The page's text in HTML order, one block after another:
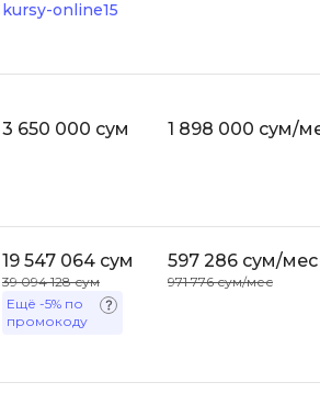
kursy-online15
3 650 000 сум 1 898 000 сум/
19 547 064 сум
39 094 128 сум
Ещё -5% по
промокоду
597 286 сум/мес
971 776 сум/мес
Hadoop
I
JavaScript-разработка
Java Spring Boot